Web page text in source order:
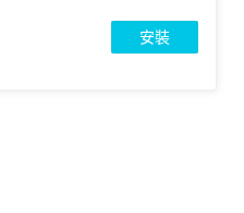
安裝